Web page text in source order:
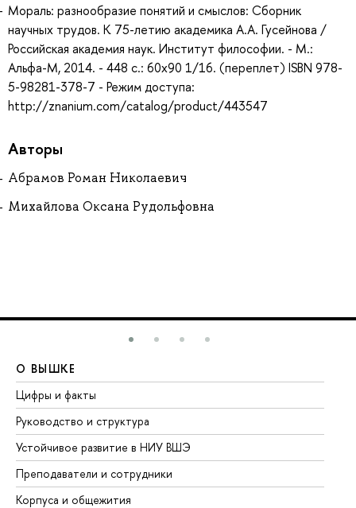
Мораль: разнообразие понятий и смыслов: Сборник
научных трудов. К 75-летию академика А.А. Гусейнова /
Российская академия наук. Институт философии. - М.:
Альфа-М, 2014. - 448 с.: 60x90 1/16. (переплет) ISBN 978-
5-98281-378-7 - Режим доступа:
http://znanium.com/catalog/product/443547
Авторы
Абрамов Роман Николаевич
Михайлова Оксана Рудольфовна
О ВЫШКЕ
Цифры и факты
Руководство и структура
Устойчивое развитие в НИУ ВШЭ
Преподаватели и сотрудники
Корпуса и общежития